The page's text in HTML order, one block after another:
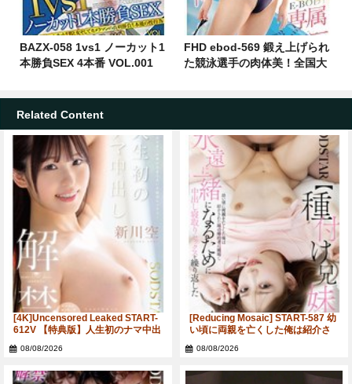
BAZX-058 1vs1 ノーカット1
本勝負SEX 4本番 VOL.001
FHD ebod-569 鍛え上げられ
た競泳選手の肉体美！全国大
Related Content
[4K]Uncensored Leaked START-
612V 【特典版】人生初のナマ中出
らない大絶頂セックス 新川空
08/08/2026
[Reducing Mosaic] START-587 幼
い頃に両親を亡くした俺は紹介さ
緒になるために中出し寝取りセッ
08/08/2026